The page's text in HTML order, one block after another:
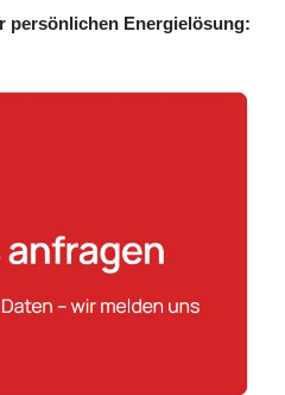
persönlichen Energielösung: